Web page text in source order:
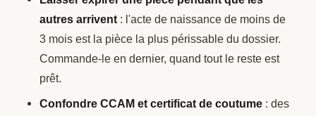
autres arrivent : l'acte de naissance de moins de
3 mois est la pièce la plus périssable du dossier.
Commande-le en dernier, quand tout le reste est
prêt.
Confondre CCAM et certificat de coutume : des